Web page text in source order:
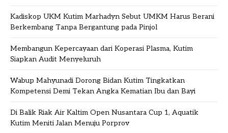
Kadiskop UKM Kutim Marhadyn Sebut UMKM Harus Berani
Berkembang Tanpa Bergantung pada Pinjol
Membangun Kepercayaan dari Koperasi Plasma, Kutim
Siapkan Audit Menyeluruh
Wabup Mahyunadi Dorong Bidan Kutim Tingkatkan
Kompetensi Demi Tekan Angka Kematian Ibu dan Bayi
Di Balik Riak Air Kaltim Open Nusantara Cup 1, Aquatik
Kutim Meniti Jalan Menuju Porprov